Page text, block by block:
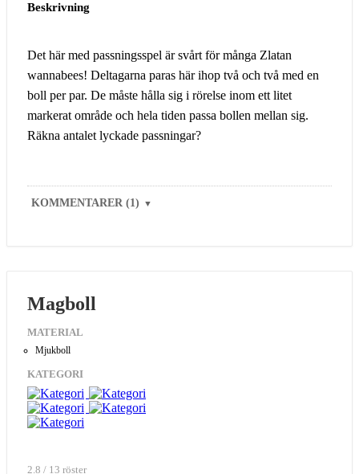
Beskrivning
Det här med passningsspel är svårt för många Zlatan
wannabees! Deltagarna paras här ihop två och två med en
boll per par. De måste hålla sig i rörelse inom ett litet
markerat område och hela tiden passa bollen mellan sig.
Räkna antalet lyckade passningar?
KOMMENTARER (1) ▼
Magboll
MATERIAL
Mjukboll
KATEGORI
2.8 / 13 röster